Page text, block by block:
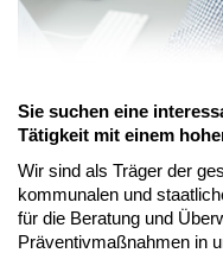
Sie suchen eine
Tätigkeit mit einem
Wir sind als Träger der
kommunalen und
für die Beratung und
Präventivmaßnahmen in